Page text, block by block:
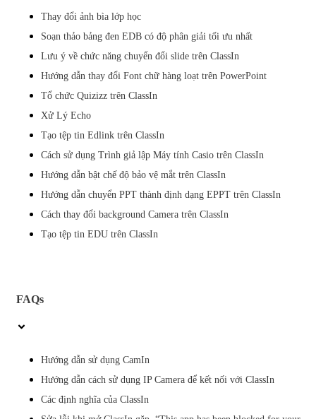
Thay đổi ảnh bìa lớp học
Soạn thảo bảng đen EDB có độ phân giải tối ưu nhất
Lưu ý về chức năng chuyển đổi slide trên ClassIn
Hướng dẫn thay đổi Font chữ hàng loạt trên PowerPoint
Tổ chức Quizizz trên ClassIn
Xử Lý Echo
Tạo tệp tin Edlink trên ClassIn
Cách sử dụng Trình giả lập Máy tính Casio trên ClassIn
Hướng dẫn bật chế độ bảo vệ mắt trên ClassIn
Hướng dẫn chuyển PPT thành định dạng EPPT trên ClassIn
Cách thay đổi background Camera trên ClassIn
Tạo tệp tin EDU trên ClassIn
FAQs
Hướng dẫn sử dụng CamIn
Hướng dẫn cách sử dụng IP Camera để kết nối với ClassIn
Các định nghĩa của ClassIn